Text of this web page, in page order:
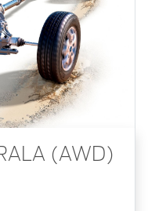
(AWD)